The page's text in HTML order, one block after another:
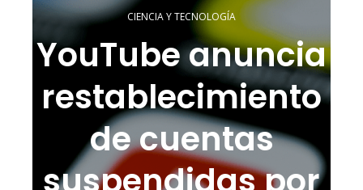
CIENCIA Y TECNOLOGÍA
YouTube anuncia
restablecimiento
de cuentas